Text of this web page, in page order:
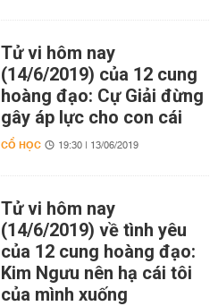
Tử vi hôm nay
(14/6/2019) của 12 cung
hoàng đạo: Cự Giải đừng
gây áp lực cho con cái
CỔ HỌC 19:30 | 13/06/2019
Tử vi hôm nay
(14/6/2019) về tình yêu
của 12 cung hoàng đạo:
Kim Ngưu nên hạ cái tôi
của mình xuống